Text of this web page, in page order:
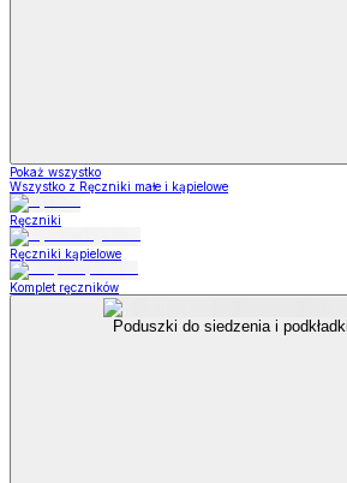
Pokaż wszystko
Wszystko z Ręczniki małe i kąpielowe
Ręczniki
Ręczniki kąpielowe
Komplet ręczników
Poduszki do siedzenia i